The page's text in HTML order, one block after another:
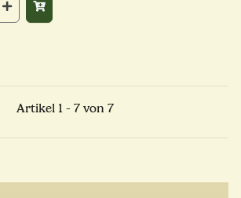
Artikel 1 - 7 von 7